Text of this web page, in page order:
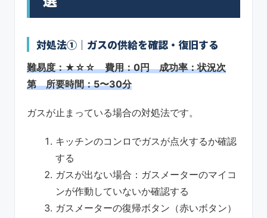
対処法①｜ガスの供給を確認・復旧する
難易度：★☆☆ 費用：0円 成功率：状況次
第 所要時間：5〜30分
ガスが止まっている場合の対処法です。
キッチンのコンロでガスが点火するか確認
する
ガスが出ない場合：ガスメーターのマイコ
ンが作動していないか確認する
ガスメーターの復帰ボタン（赤いボタン）